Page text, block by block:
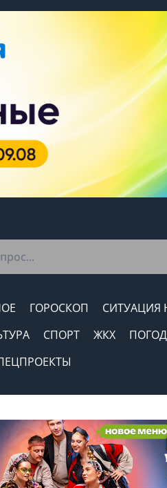
ГОРОСКОП СИТУАЦИЯ
СПОРТ ЖКХ